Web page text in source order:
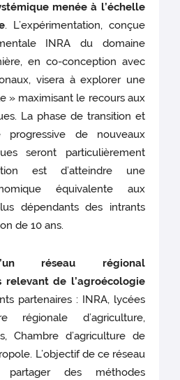
menée à l’échelle
. L’expérimentation, conçue
INRA du domaine
en co-conception avec
visera à explorer une
» maximisant le recours aux
La phase de transition et
de nouveaux
seront particulièrement
est d’atteindre une
équivalente aux
dépendants des intrants
de 10 ans.
réseau régional
relevant de l’agroécologie
partenaires : INRA, lycées
régionale d’agriculture,
Chambre d’agriculture de
L’objectif de ce réseau
des méthodes